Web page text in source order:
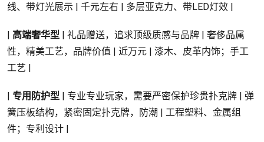
线、带灯光展示 | 千元左右 | 多层亚克力、带LED灯效 |
| 高端奢华型 | 礼品赠送，追求顶级质感与品牌 | 奢侈品属
性，精美工艺，品牌价值 | 近万元 | 漆木、皮革内饰；手工
工艺 |
| 专用防护型 | 专业专业玩家，需要严密保护珍贵扑克牌 | 弹
簧压板结构，紧密固定扑克牌，防潮 | 工程塑料、金属组
件；专利设计 |